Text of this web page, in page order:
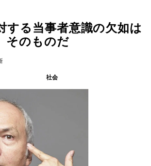
する当事者意識の欠如は
そのものだ
社会